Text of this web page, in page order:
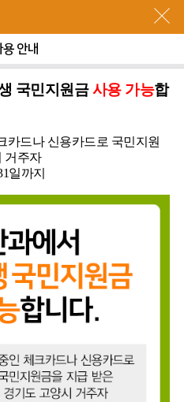
안내
국민지원금사용 가능합
카드나 신용카드로 국민지원
거주자
일까지